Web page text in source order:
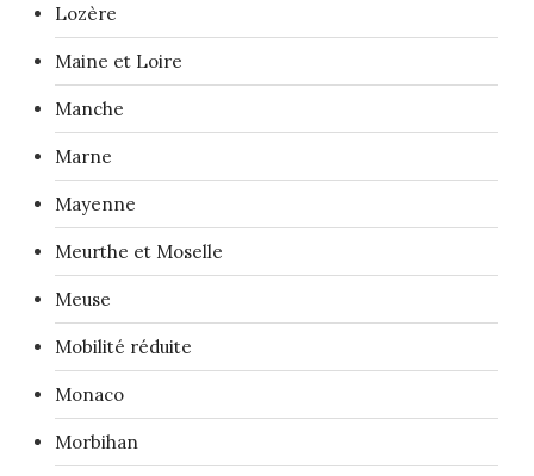
Lozère
Maine et Loire
Manche
Marne
Mayenne
Meurthe et Moselle
Meuse
Mobilité réduite
Monaco
Morbihan